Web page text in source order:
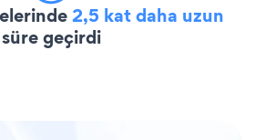
2,5 kat daha uzun
süre geçirdi